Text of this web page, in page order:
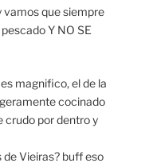
vamos que siempre
Y NO SE
magnifico, el de la
cocinado
crudo por dentro y
Vieiras? buff eso